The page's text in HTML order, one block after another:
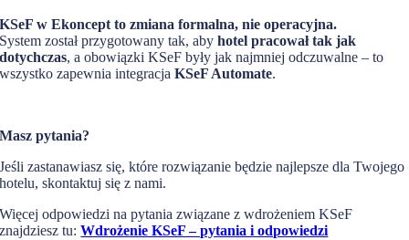
KSeF w Ekoncept to zmiana formalna, nie operacyjna.
System został przygotowany tak, abyhotel pracował tak jak
dotychczas, a obowiązki KSeF były jak najmniej odczuwalne – to
wszystko zapewnia integracja KSeF Automate.
Masz pytania?
Jeśli zastanawiasz się, które rozwiązanie będzie najlepsze dla Twojego
hotelu, skontaktuj się z nami.
Więcej odpowiedzi na pytania związane z wdrożeniem KSeF
znajdziesz tu:Wdrożenie KSeF – pytania i odpowiedzi